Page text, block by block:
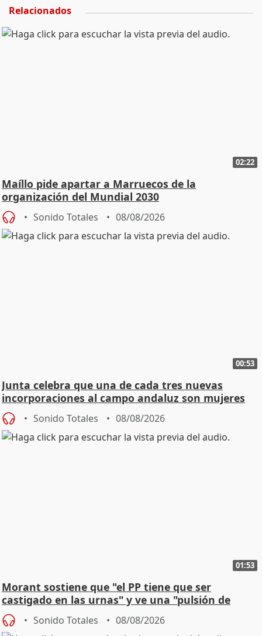
Relacionados
02:22
Maíllo pide apartar a Marruecos de la
organización del Mundial 2030
Sonido Totales 08/08/2026
00:53
Junta celebra que una de cada tres nuevas
incorporaciones al campo andaluz son mujeres
jóvenes
Sonido Totales 08/08/2026
01:53
Morant sostiene que "el PP tiene que ser
castigado en las urnas" y ve una "pulsión de
cambio"
Sonido Totales 08/08/2026